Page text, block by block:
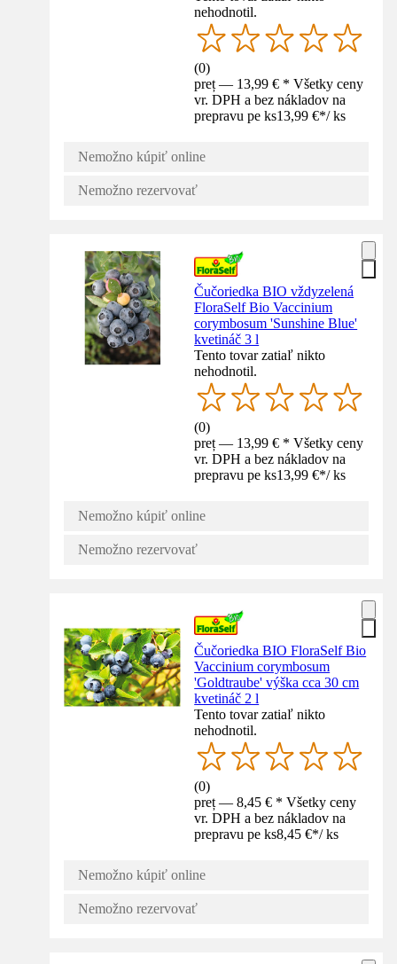
nehodnotil.
(0)
preț — 13,99 € * Všetky ceny
vr. DPH a bez nákladov na
prepravu pe ks13,99 €*/ ks
Nemožno kúpiť online
Nemožno rezervovať
Čučoriedka BIO vždyzelená
FloraSelf Bio Vaccinium
corymbosum 'Sunshine Blue'
kvetináč 3 l
Tento tovar zatiaľ nikto
nehodnotil.
(0)
preț — 13,99 € * Všetky ceny
vr. DPH a bez nákladov na
prepravu pe ks13,99 €*/ ks
Nemožno kúpiť online
Nemožno rezervovať
Čučoriedka BIO FloraSelf Bio
Vaccinium corymbosum
'Goldtraube' výška cca 30 cm
kvetináč 2 l
Tento tovar zatiaľ nikto
nehodnotil.
(0)
preț — 8,45 € * Všetky ceny
vr. DPH a bez nákladov na
prepravu pe ks8,45 €*/ ks
Nemožno kúpiť online
Nemožno rezervovať